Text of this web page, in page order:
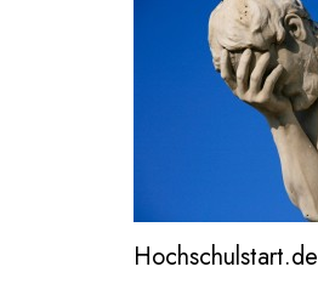
Hochschulstart.de